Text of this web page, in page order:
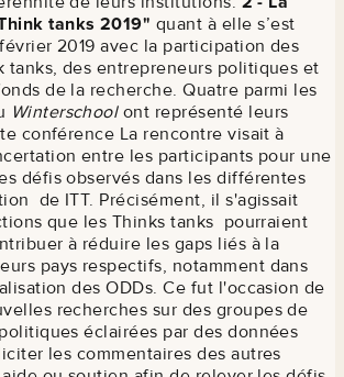
tanks 2019" quant à elle s’est
2019 avec la participation des
tanks, des entrepreneurs politiques et
de la recherche. Quatre parmi les
Winterschoolont représenté leurs
conférence La rencontre visait à
entre les participants pour une
défis observés dans les différentes
de ITT. Précisément, il s'agissait
que les Thinks tanks pourraient
à réduire les gaps liés à la
pays respectifs, notamment dans
des ODDs. Ce fut l'occasion de
recherches sur des groupes de
éclairées par des données
les commentaires des autres